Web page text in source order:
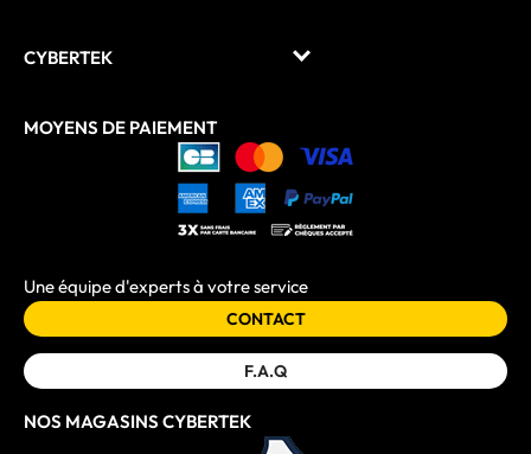
CYBERTEK
MOYENS DE PAIEMENT
Une équipe d'experts à votre service
CONTACT
F.A.Q
NOS MAGASINS CYBERTEK